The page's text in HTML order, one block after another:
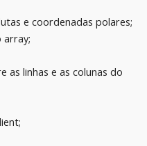
e coordenadas polares;
array;
as linhas e as colunas do